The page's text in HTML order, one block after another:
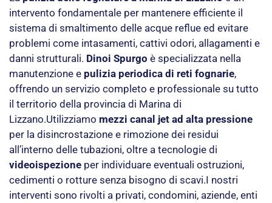
intervento fondamentale per mantenere efficiente il
sistema di smaltimento delle acque reflue ed evitare
problemi come intasamenti, cattivi odori, allagamenti e
danni strutturali. Dinoi Spurgo è specializzata nella
manutenzione e pulizia periodica di reti fognarie,
offrendo un servizio completo e professionale su tutto
il territorio della provincia di Marina di
Lizzano.Utilizziamo mezzi canal jet ad alta pressione
per la disincrostazione e rimozione dei residui
all’interno delle tubazioni, oltre a tecnologie di
videoispezione per individuare eventuali ostruzioni,
cedimenti o rotture senza bisogno di scavi.I nostri
interventi sono rivolti a privati, condomini, aziende, enti